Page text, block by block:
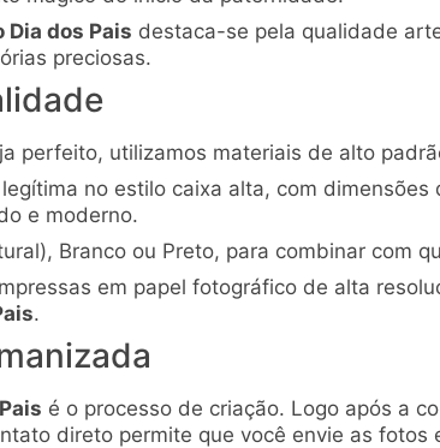
Dia dos Pais destaca-se pela qualidade
preciosas.
perfeito, utilizamos materiais de alto
no estilo caixa alta, com
e moderno.
Branco ou Preto, para combinar com
em papel fotográfico de alta
.
é o processo de criação. Logo após a
direto permite que você envie as fotos